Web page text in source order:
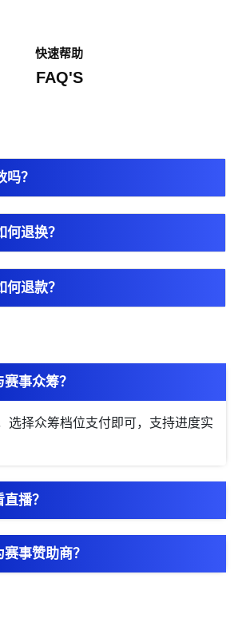
快速帮助
FAQ'S
？
退换？
退款？
事众筹？
选择众筹档位支付即可，支持进度实
播？
事赞助商？